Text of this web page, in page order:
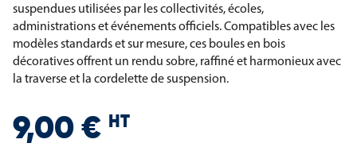
suspendues utilisées par les collectivités, écoles,
administrations et événements officiels. Compatibles avec les
modèles standards et sur mesure, ces boules en bois
décoratives offrent un rendu sobre, raffiné et harmonieux avec
la traverse et la cordelette de suspension.
9,00 € HT